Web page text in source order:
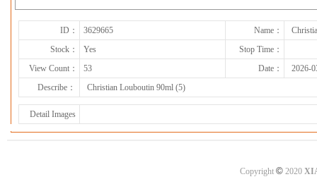
ID： 3629665 Name：
Stock：
Yes
Stop Time：
View Count：
53 Date：
2026-
Describe：
Christian Louboutin 90ml (5)
Detail Images
Copyright ©2020